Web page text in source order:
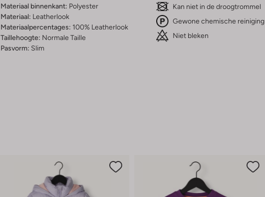
Materiaal binnenkant: Polyester
Materiaal: Leatherlook
Materiaalpercentages: 100% Leatherlook
Taillehoogte: Normale Taille
Pasvorm: Slim
Kan niet in de droogtrommel
Gewone chemische reiniging
Niet bleken